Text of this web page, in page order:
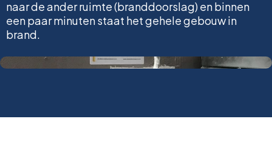
naar de ander ruimte (branddoorslag) en binnen
een paar minuten staat het gehele gebouw in
brand.